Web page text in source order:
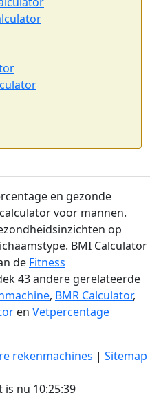
en gezonde
voor mannen.
op
BMI Calculator
de Fitness
43 andere gerelateerde
, BMR Calculator,
en Vetpercentage
rekenmachines | Sitemap
is nu 10:25:39